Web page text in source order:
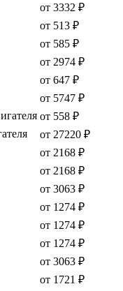
от 3332 ₽
от 513 ₽
от 585 ₽
от 2974 ₽
от 647 ₽
от 5747 ₽
от 558 ₽
от 27220 ₽
от 2168 ₽
от 2168 ₽
от 3063 ₽
от 1274 ₽
от 1274 ₽
от 1274 ₽
от 3063 ₽
от 1721 ₽